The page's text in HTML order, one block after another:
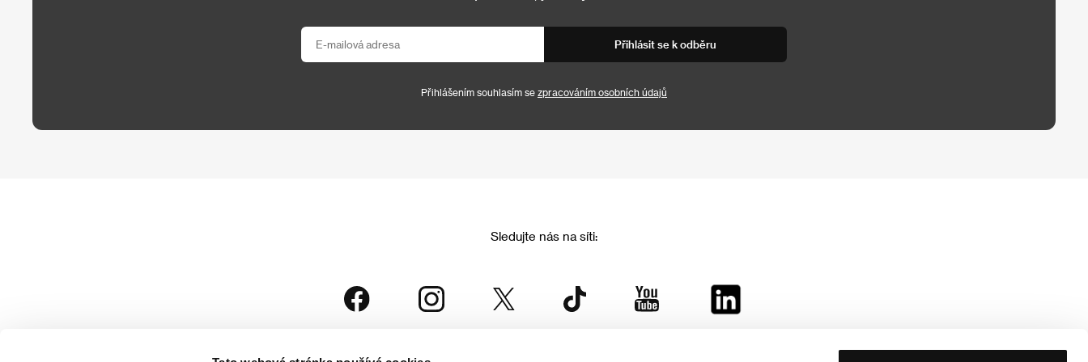
Přihlásit se k odběru
Přihlášením souhlasím se zpracováním osobních údajů
Sledujte nás na síti: